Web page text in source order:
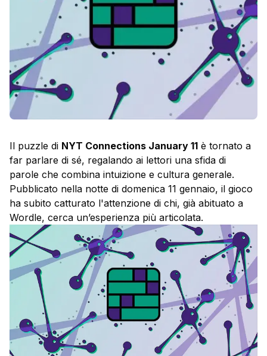
Il puzzle di NYT Connections January 11 è tornato a
far parlare di sé, regalando ai lettori una sfida di
parole che combina intuizione e cultura generale.
Pubblicato nella notte di domenica 11 gennaio, il gioco
ha subito catturato l'attenzione di chi, già abituato a
Wordle, cerca un’esperienza più articolata.